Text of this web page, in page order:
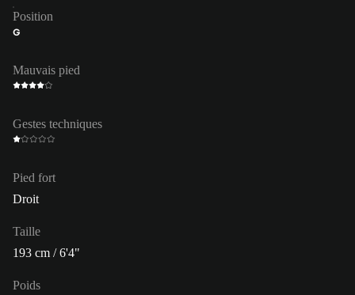
Position
G
Mauvais pied
Gestes techniques
Pied fort
Droit
Taille
193 cm / 6'4"
Poids